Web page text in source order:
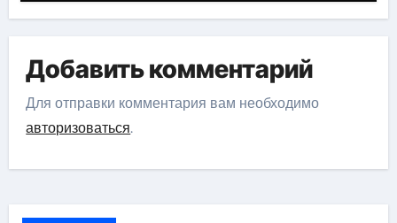
Добавить комментарий
Для отправки комментария вам необходимо
авторизоваться.